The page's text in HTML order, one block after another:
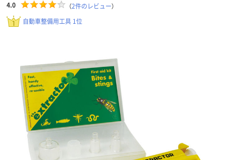
4.0 （2件のレビュー）
自動車整備用工具 1位